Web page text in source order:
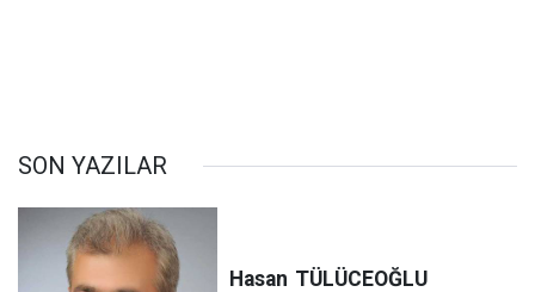
SON YAZILAR
Hasan TÜLÜCEOĞLU